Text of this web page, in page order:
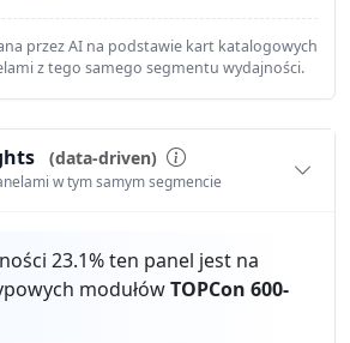
przez AI na podstawie kart katalogowych
z tego samego segmentu wydajności.
(data-driven)
w tym samym segmencie
23.1% ten panel jest na
modułówTOPCon 600-